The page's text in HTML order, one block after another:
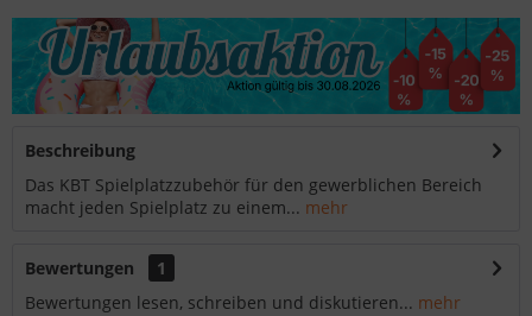
Beschreibung
Das KBT Spielplatzzubehör für den gewerblichen Bereich
macht jeden Spielplatz zu einem... mehr
Bewertungen
1
Bewertungen lesen, schreiben und diskutieren... mehr